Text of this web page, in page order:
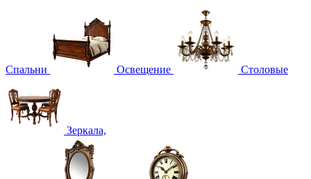
Спальни Освещение Столовые
Зеркала,